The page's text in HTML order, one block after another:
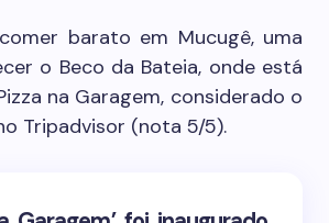
barato em Mucugê, uma
o Beco da Bateia, onde está
na Garagem, considerado o
Tripadvisor (nota 5/5).